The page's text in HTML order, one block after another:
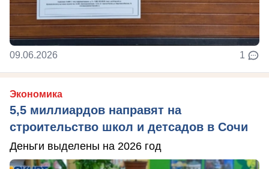
09.06.2026 1
Экономика
5,5 миллиардов направят на
строительство школ и детсадов в Сочи
Деньги выделены на 2026 год